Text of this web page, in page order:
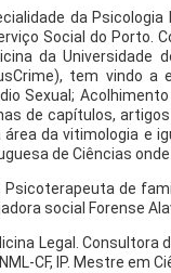
da
Social do Porto.
da
tem vindo
Sexual;
de capítulos,
da vitimologia e
de Ciências
de
social Forense
Legal. Consultora
CF, IP. Mestre em